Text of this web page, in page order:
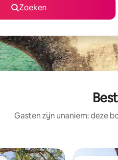
Zoeken
Gasten zijn unaniem: deze